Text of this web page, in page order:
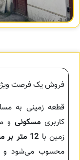
فروش یک فرصت
قطعه زمینی به
کاربریمسکونی و
زمین با 12 متر بر مناسب
محسوب می‌شود و